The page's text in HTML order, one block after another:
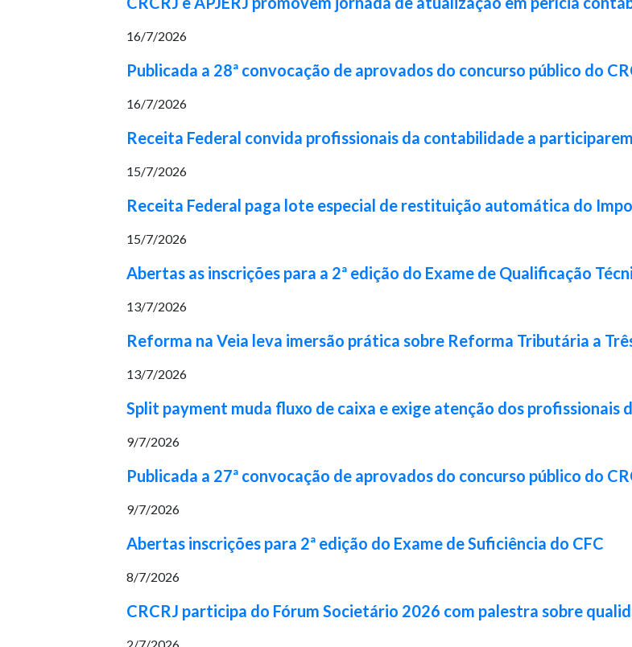
16/7/2026
Publicada a 28ª convocação de aprovados do concurso público do
16/7/2026
Receita Federal convida profissionais da contabilidade a
15/7/2026
Receita Federal paga lote especial de restituição automática do
15/7/2026
Abertas as inscrições para a 2ª edição do Exame de Qualificação
13/7/2026
Reforma na Veia leva imersão prática sobre Reforma Tributária a
13/7/2026
Split payment muda fluxo de caixa e exige atenção dos profissionais
9/7/2026
Publicada a 27ª convocação de aprovados do concurso público do
9/7/2026
Abertas inscrições para 2ª edição do Exame de Suficiência do CFC
8/7/2026
CRCRJ participa do Fórum Societário 2026 com palestra sobre